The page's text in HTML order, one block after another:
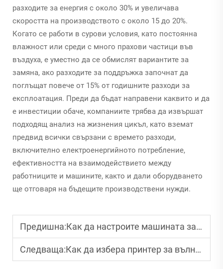
разходите за енергия с около 30% и увеличава
скоростта на производството с около 15 до 20%.
Когато се работи в сурови условия, като постоянна
влажност или среди с много прахови частици във
въздуха, е уместно да се обмислят вариантите за
замяна, ако разходите за поддръжка започнат да
поглъщат повече от 15% от годишните разходи за
експлоатация. Преди да бъдат направени каквито и да
е инвестиции обаче, компаниите трябва да извършат
подходящ анализ на жизнения цикъл, като вземат
предвид всички свързани с времето разходи,
включително електроенергийното потребление,
ефективността на взаимодействието между
работниците и машините, както и дали оборудването
ще отговаря на бъдещите производствени нужди.
Предишна:Как да настроите машината за сгъване и залепване на кашони за различни размери на кутии?
Следваща:Как да избера принтер за вълнисти кутии за различни размери на кутии?